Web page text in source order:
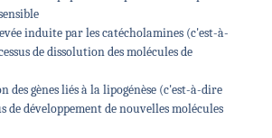
induite par les catécholamines (c'est-à-
de dissolution des molécules de
des gènes liés à la lipogénèse (c'est-à-dire
de développement de nouvelles molécules